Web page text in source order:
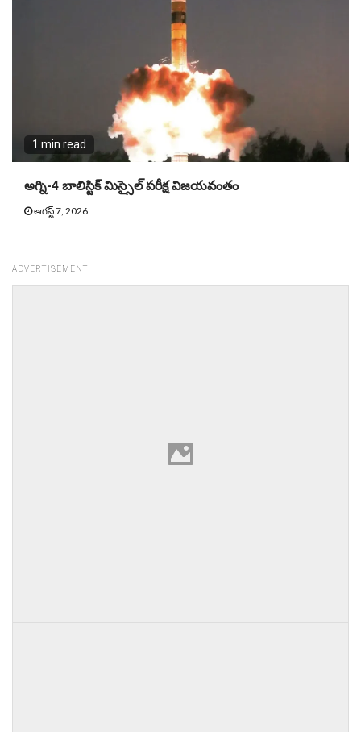
1 min read
అగ్ని-4 బాలిస్టిక్ మిస్సైల్ పరీక్ష విజయవంతం
ఆగస్ట్ 7, 2026
ADVERTISEMENT